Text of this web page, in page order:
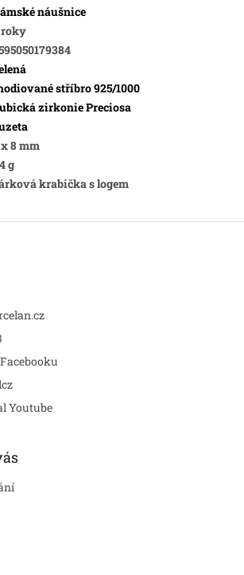
náušnice
roky
stříbro 925/1000
zirkonie Preciosa
8 mm
g
krabička s logem
Youtube